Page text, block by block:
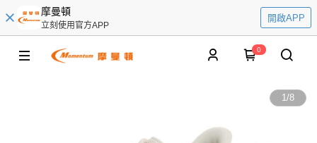
摩曼頓
立刻使用官方APP
開啟APP
0
1/8